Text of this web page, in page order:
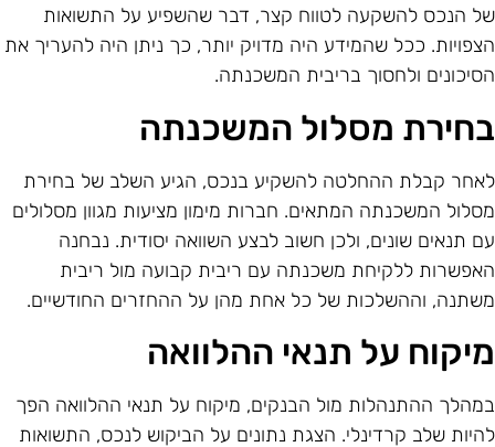
הנכס להשקעה לטווח קצר, דבר שהשפיע על התשואות
ככל שהמידע היה מדויק יותר, כך ניתן היה להעריך את
ולחסוך בריבית המשכנתה.
מסלול המשכנתה
קבלת ההחלטה להשקיע בנכס, הגיע השלב של בחירת
המשכנתה המתאים. חברות מימון מציעות מגוון מסלולים
תנאים שונים, ולכן חשוב לבצע השוואה יסודית. נבחנה
ללקיחת משכנתה עם ריבית קבועה מול ריבית
וההשלכות של כל אחת מהן על ההחזרים החודשיים.
על תנאי ההלוואה
ההתנהלות מול הבנקים, מיקוח על תנאי ההלוואה הפך
שלב קרדינלי. הצגת נתונים על הביקוש לנכס, התשואות